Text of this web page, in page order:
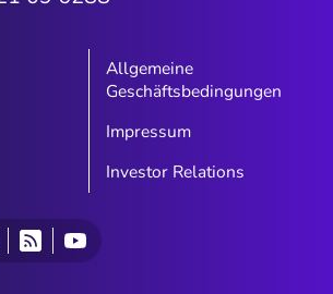
Allgemeine
Geschäftsbedingungen
Impressum
Investor Relations